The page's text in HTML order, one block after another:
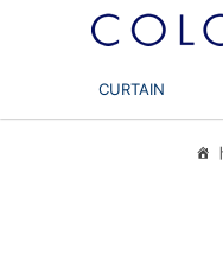
CURTAIN